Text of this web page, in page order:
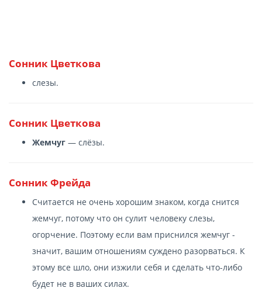
Сонник Цветкова
слезы.
Сонник Цветкова
Жемчуг — слёзы.
Сонник Фрейда
Считается не очень хорошим знаком, когда снится
жемчуг, потому что он сулит человеку слезы,
огорчение. Поэтому если вам приснился жемчуг -
значит, вашим отношениям суждено разорваться. К
этому все шло, они изжили себя и сделать что-либо
будет не в ваших силах.